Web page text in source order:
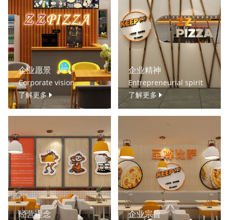
企业愿景
Corporate vision
了解更多
企业精神
Entrepreneurial spirit
了解更多
经营理念 企业宗旨